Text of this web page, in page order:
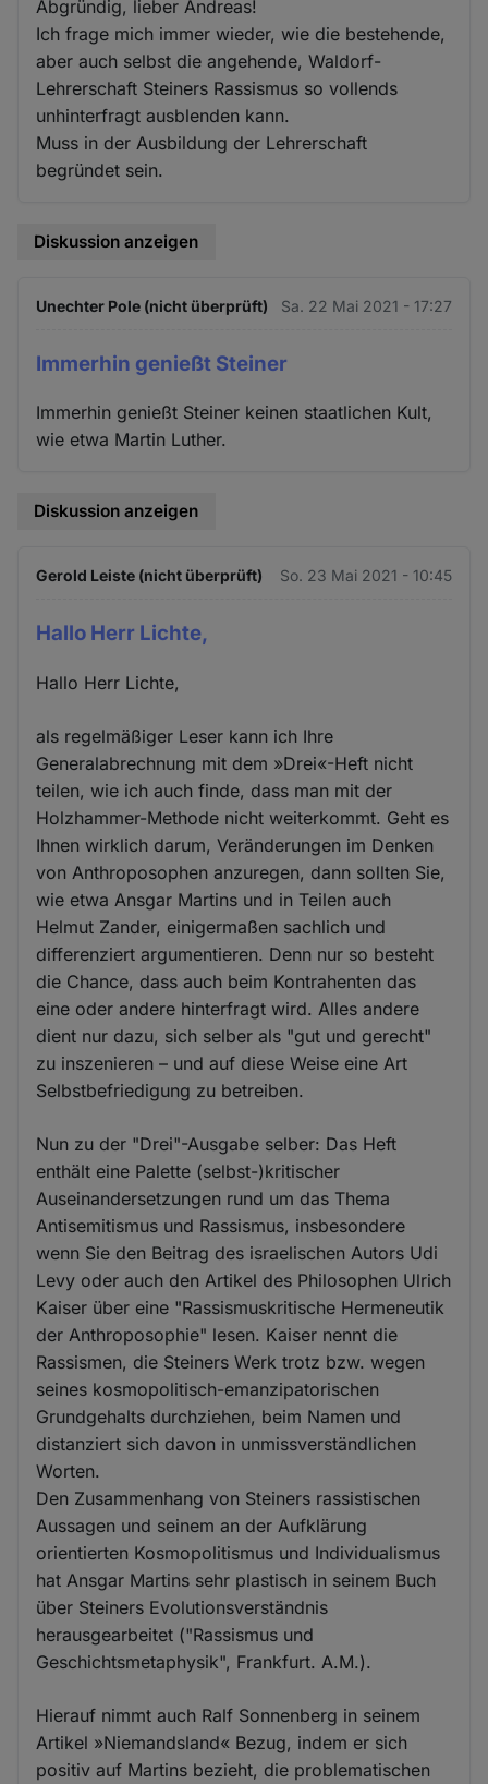
Abgründig, lieber Andreas!
Ich frage mich immer wieder, wie die bestehende,
aber auch selbst die angehende, Waldorf-
Lehrerschaft Steiners Rassismus so vollends
unhinterfragt ausblenden kann.
Muss in der Ausbildung der Lehrerschaft
begründet sein.
Diskussion anzeigen
Unechter Pole (nicht überprüft) Sa. 22 Mai 2021 - 17:27
Immerhin genießt Steiner
Immerhin genießt Steiner keinen staatlichen Kult,
wie etwa Martin Luther.
Diskussion anzeigen
Gerold Leiste (nicht überprüft) So. 23 Mai 2021 - 10:45
Hallo Herr Lichte,
Hallo Herr Lichte,
als regelmäßiger Leser kann ich Ihre
Generalabrechnung mit dem »Drei«-Heft nicht
teilen, wie ich auch finde, dass man mit der
Holzhammer-Methode nicht weiterkommt. Geht es
Ihnen wirklich darum, Veränderungen im Denken
von Anthroposophen anzuregen, dann sollten Sie,
wie etwa Ansgar Martins und in Teilen auch
Helmut Zander, einigermaßen sachlich und
differenziert argumentieren. Denn nur so besteht
die Chance, dass auch beim Kontrahenten das
eine oder andere hinterfragt wird. Alles andere
dient nur dazu, sich selber als "gut und gerecht"
zu inszenieren – und auf diese Weise eine Art
Selbstbefriedigung zu betreiben.
Nun zu der "Drei"-Ausgabe selber: Das Heft
enthält eine Palette (selbst-)kritischer
Auseinandersetzungen rund um das Thema
Antisemitismus und Rassismus, insbesondere
wenn Sie den Beitrag des israelischen Autors Udi
Levy oder auch den Artikel des Philosophen Ulrich
Kaiser über eine "Rassismuskritische Hermeneutik
der Anthroposophie" lesen. Kaiser nennt die
Rassismen, die Steiners Werk trotz bzw. wegen
seines kosmopolitisch-emanzipatorischen
Grundgehalts durchziehen, beim Namen und
distanziert sich davon in unmissverständlichen
Worten.
Den Zusammenhang von Steiners rassistischen
Aussagen und seinem an der Aufklärung
orientierten Kosmopolitismus und Individualismus
hat Ansgar Martins sehr plastisch in seinem Buch
über Steiners Evolutionsverständnis
herausgearbeitet ("Rassismus und
Geschichtsmetaphysik", Frankfurt. A.M.).
Hierauf nimmt auch Ralf Sonnenberg in seinem
Artikel »Niemandsland« Bezug, indem er sich
positiv auf Martins bezieht, die problematischen